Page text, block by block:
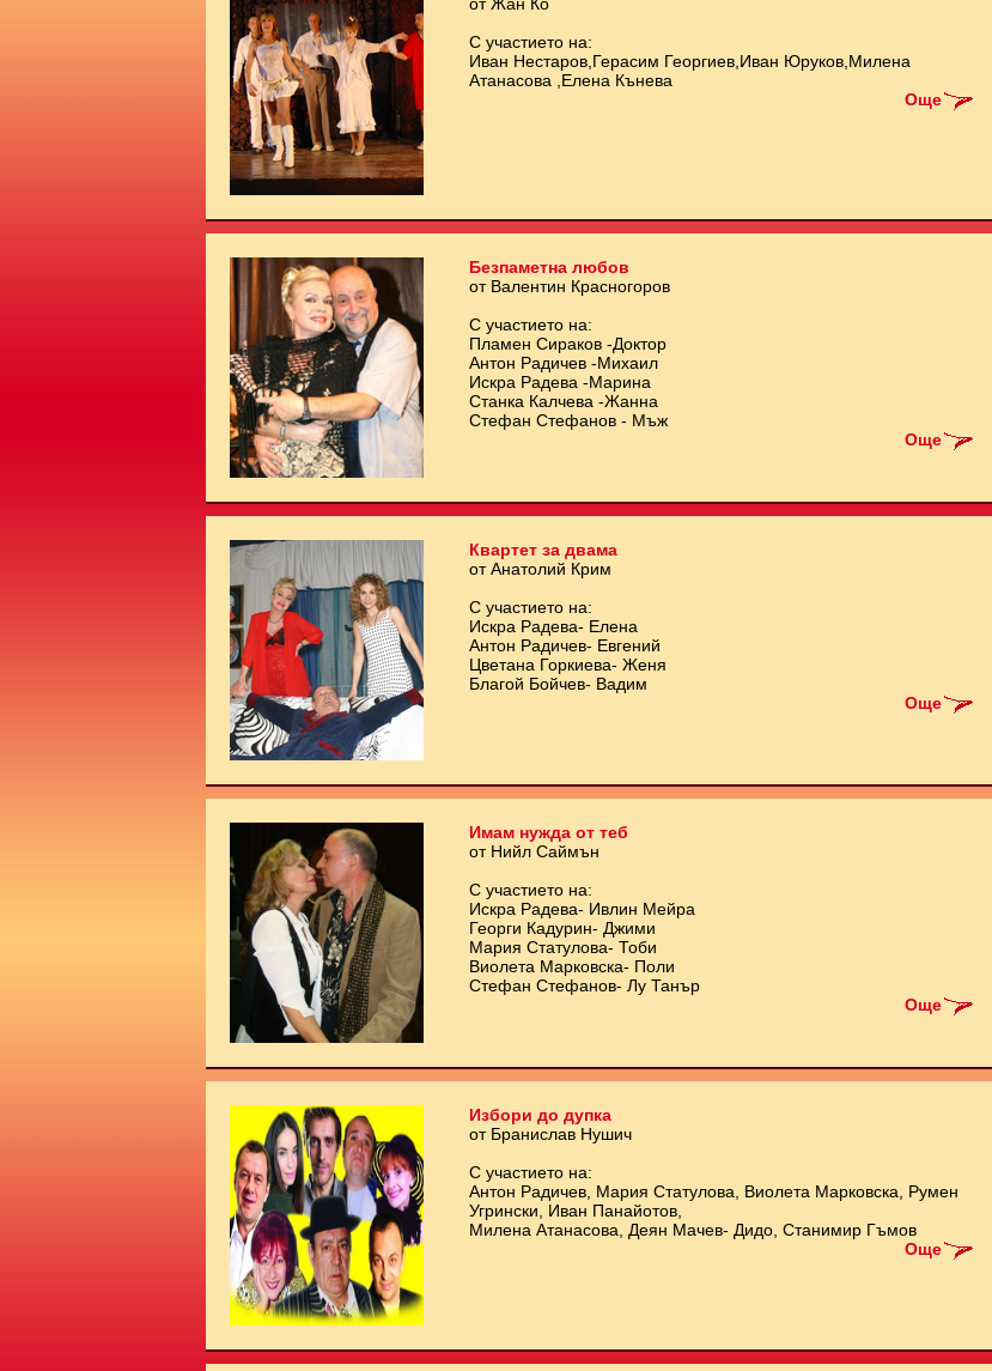
С участието на:
Иван Нестаров,Герасим Георгиев,Иван Юруков,Милена
Атанасова ,Елена Кънева
Още
Безпаметна любов
от Валентин Красногоров
С участието на:
Пламен Сираков -Доктор
Антон Радичев -Михаил
Искра Радева -Марина
Станка Калчева -Жанна
Стефан Стефанов - Мъж
Още
Квартет за двама
от Анатолий Крим
С участието на:
Искра Радева- Елена
Антон Радичев- Евгений
Цветана Горкиева- Женя
Благой Бойчев- Вадим
Още
Имам нужда от теб
от Нийл Саймън
С участието на:
Искра Радева- Ивлин Мейра
Георги Кадурин- Джими
Мария Статулова- Тоби
Виолета Марковска- Поли
Стефан Стефанов- Лу Танър
Още
Избори до дупка
от Бранислав Нушич
С участието на:
Антон Радичев, Мария Статулова, Виолета Марковска, Румен
Угрински, Иван Панайотов,
Милена Атанасова, Деян Мачев- Дидо, Станимир Гъмов
Още